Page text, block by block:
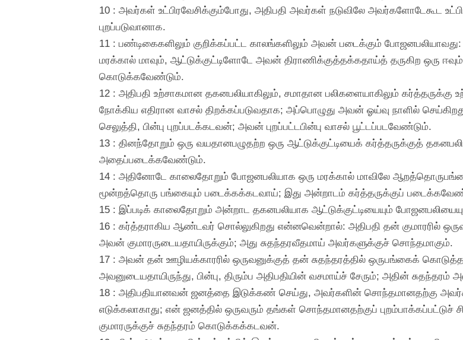
10 : அவர்கள் உட்பிரவேசிக்கும்போது, அதிபதி அவர்கள் நடுவிலே அவர்களோடேகூட
புறப்படுவானாக.
11 : பண்டிகைகளிலும் குறிக்கப்பட்ட காலங்களிலும் அவன் படைக்கும்
மரக்கால் மாவும், ஆட்டுக்குட்டிளோடே அவன் திராணிக்குத்தக்கதாய்த் தருகிற ஒரு
கொடுக்கவேண்டும்.
12 : அதிபதி உற்சாகமான தகனபலியாகிலும், சமாதான பலிகளையாகிலும்
நோக்கிய எதிரான வாசல் திறக்கப்படுவதாக; அப்பொழுது அவன் ஓய்வு நாளில்
செலுத்தி, பின்பு புறப்படக்கடவன்; அவன் புறப்பட்டபின்பு வாசல் பூட்டப்படவேண்டும்.
13 : தினந்தோறும் ஒரு வயதானபழுதற்ற ஒரு ஆட்டுக்குட்டியைக் கர்த்தருக்குத்
அதைப்படைக்கவேண்டும்.
14 : அதினோடே காலைதோறும் போஜனபலியாக ஒரு மரக்கால் மாவிலே
மூன்றத்தொரு பங்கையும் படைக்கக்கடவாய்; இது அன்றாடம் கர்த்தருக்குப்
15 : இப்படிக் காலைதோறும் அன்றாட தகனபலியாக ஆட்டுக்குட்டியையும்
16 : கர்த்தராகிய ஆண்டவர் சொல்லுகிறது என்னவென்றால்: அதிபதி தன் குமாரரில்
அவன் குமாரருடையதாயிருக்கும்; அது சுதந்தரவீதமாய் அவர்களுக்குச் சொந்தமாகும்.
17 : அவன் தன் ஊழியக்காரரில் ஒருவனுக்குத் தன் சுதந்தரத்தில் ஒருபங்கைக்
அவனுடையதாயிருந்து, பின்பு, திரும்ப அதிபதியின் வசமாய்ச் சேரும்; அதின் சுதந்தரம்
18 : அதிபதியானவன் ஜனத்தை இடுக்கண் செய்து, அவர்களின் சொந்தமானதற்கு
எடுக்கலாகாது; என் ஜனத்தில் ஒருவரும் தங்கள் சொந்தமானதற்குப்
குமாரருக்குச் சுதந்தரம் கொடுக்கக்கடவன்.